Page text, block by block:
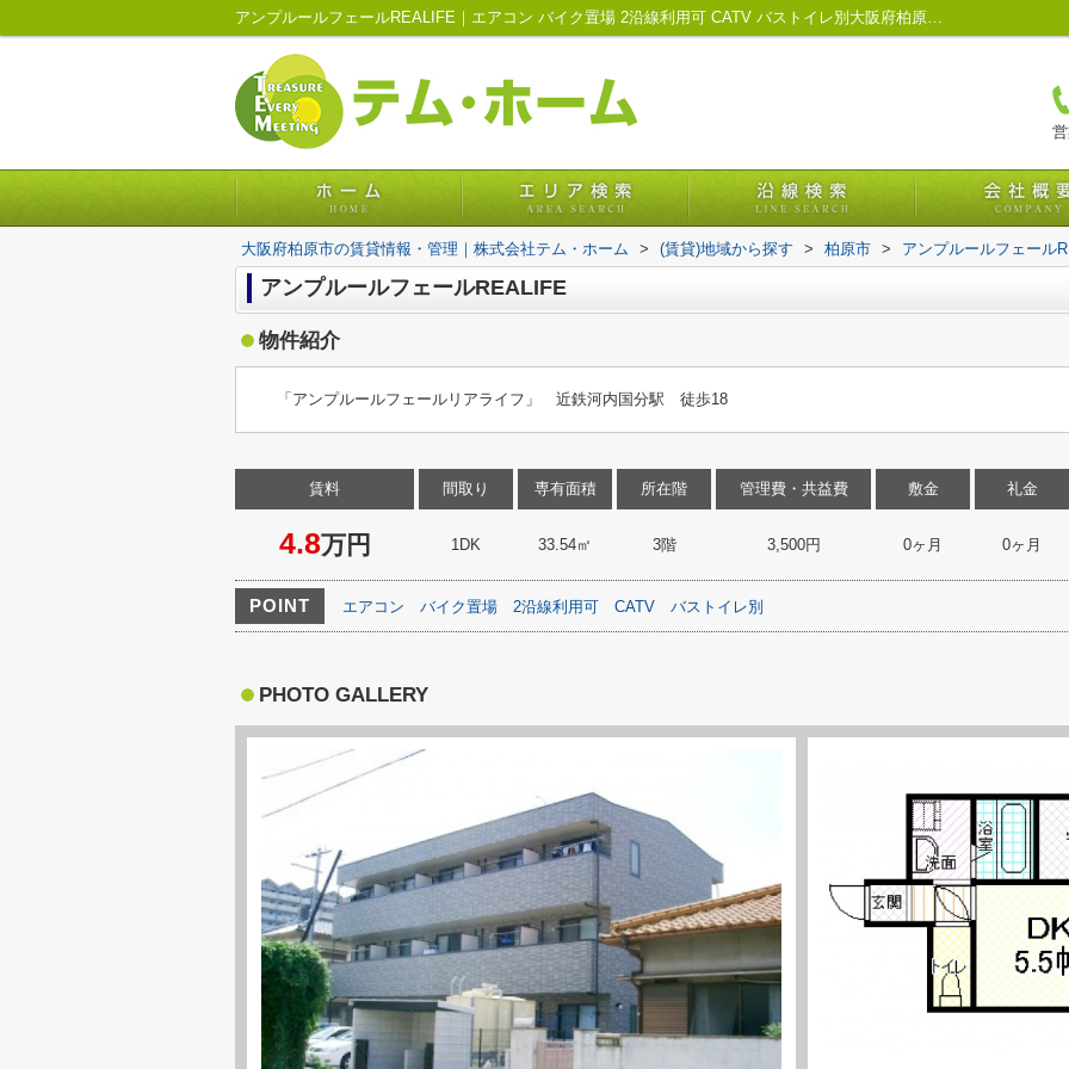
アンプルールフェールREALIFE｜エアコン バイク置場 2沿線利用可 CATV バストイレ別大阪府柏原市の賃貸情報・管理｜株式会社テム・ホーム
大阪府柏原市の賃貸情報・管理｜株式会社テム・ホーム > (賃貸)地域から探す > 柏原市 > アンプルールフェール
アンプルールフェールREALIFE
物件紹介
「アンプルールフェールリアライフ」 近鉄河内国分駅 徒歩18
賃料
4.8万円
間取り
1DK
専有面積
33.54㎡
所在階
3階
管理費・共益費
3,500円
敷金
0ヶ月
礼金
0ヶ月
POINT エアコン バイク置場 2沿線利用可 CATV バストイレ別
PHOTO GALLERY